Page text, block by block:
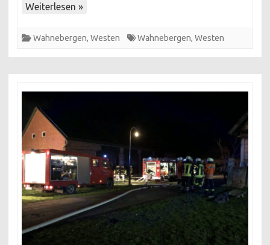
Weiterlesen »
Wahnebergen, Westen Wahnebergen, Westen